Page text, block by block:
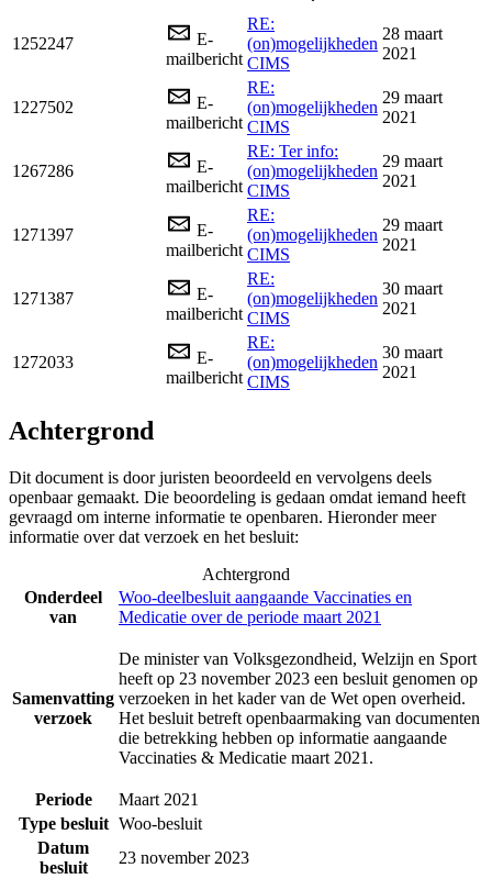
1252247
E-
mailbericht
RE:
(on)mogelijkheden
CIMS
28 maart
2021
1227502
E-
mailbericht
RE:
(on)mogelijkheden
CIMS
29 maart
2021
1267286
E-
mailbericht
RE: Ter info:
(on)mogelijkheden
CIMS
29 maart
2021
1271397
E-
mailbericht
RE:
(on)mogelijkheden
CIMS
29 maart
2021
1271387
E-
mailbericht
RE:
(on)mogelijkheden
CIMS
30 maart
2021
1272033
E-
mailbericht
RE:
(on)mogelijkheden
CIMS
30 maart
2021
Achtergrond
Dit document is door juristen beoordeeld en vervolgens deels
openbaar gemaakt. Die beoordeling is gedaan omdat iemand heeft
gevraagd om interne informatie te openbaren. Hieronder meer
informatie over dat verzoek en het besluit:
Achtergrond
Onderdeel
van
Woo-deelbesluit aangaande Vaccinaties en
Medicatie over de periode maart 2021
Samenvatting
verzoek
De minister van Volksgezondheid, Welzijn en Sport
heeft op 23 november 2023 een besluit genomen op
verzoeken in het kader van de Wet open overheid.
Het besluit betreft openbaarmaking van documenten
die betrekking hebben op informatie aangaande
Vaccinaties & Medicatie maart 2021.
Periode
Maart 2021
Type besluit Woo-besluit
Datum
besluit
23 november 2023